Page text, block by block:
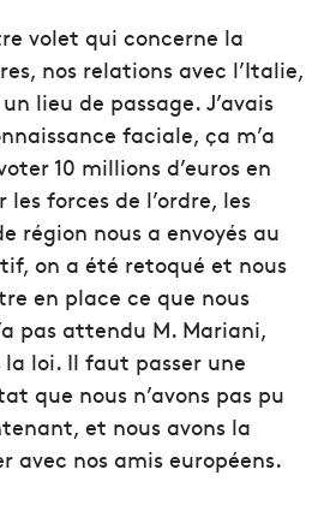
volet qui concerne la
nos relations avec l’Italie,
lieu de passage. J’avais
faciale, ça m’a
10 millions d’euros en
forces de l’ordre, les
région nous a envoyés au
on a été retoqué et nous
en place ce que nous
pas attendu M. Mariani,
la loi. Il faut passer une
que nous n’avons pas pu
et nous avons la
avec nos amis européens.